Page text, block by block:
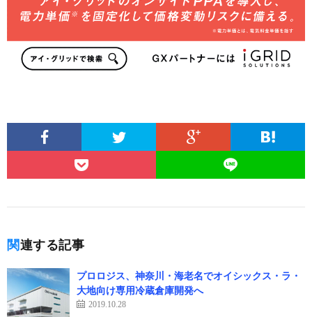
関連する記事
プロロジス、神奈川・海老名でオイシックス・ラ・
大地向け専用冷蔵倉庫開発へ
2019.10.28